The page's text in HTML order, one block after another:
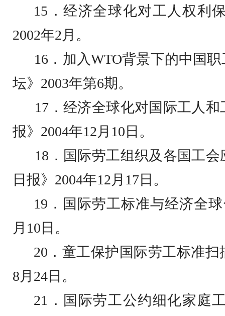
15 ．经济全球化对工人权利
2002年2月。
16 ．加入WTO背景下的中国
坛》 2003年第6期。
17 ．经济全球化对国际工人
报》 2004年12月 10 日 。
18 ．国际劳工组织及各国工
日报》 2004年12月 17日 。
19 ．国际劳工标准与经济全
月 10 日 。
20 ．童工保护国际劳工标准
8月 24日 。
21
．国际劳工公约细化家庭